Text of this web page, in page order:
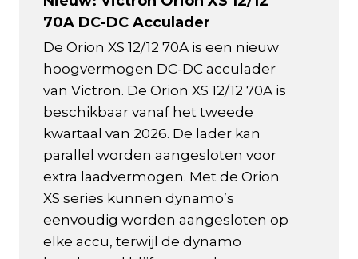
70A DC-DC Acculader
De Orion XS 12/12 70A is een nieuw
hoogvermogen DC-DC acculader
van Victron. De Orion XS 12/12 70A is
beschikbaar vanaf het tweede
kwartaal van 2026. De lader kan
parallel worden aangesloten voor
extra laadvermogen. Met de Orion
XS series kunnen dynamo’s
eenvoudig worden aangesloten op
elke accu, terwijl de dynamo